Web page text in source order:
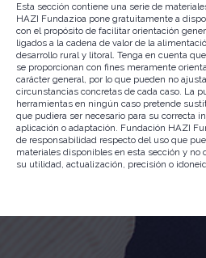
Esta sección contiene una serie de
HAZI Fundazioa pone gratuitamente a
con el propósito de facilitar orientación
ligados a la cadena de valor de la
desarrollo rural y litoral. Tenga en cuenta
se proporcionan con fines meramente
carácter general, por lo que pueden no
circunstancias concretas de cada caso. La
herramientas en ningún caso pretende
que pudiera ser necesario para su correcta
aplicación o adaptación. Fundación HAZI
de responsabilidad respecto del uso que
materiales disponibles en esta sección y no
su utilidad, actualización, precisión o